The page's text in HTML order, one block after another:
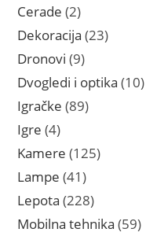
Cerade 22
proizvoda
Dekoracija 2323
Dronovi 99
proizvoda
Dvogledi i optika 1010
Igračke 8989
Igre 44
proizvoda
Kamere 125125
Lampe 4141
proizvod
Lepota 228228
proizvoda
Mobilna tehnika 5959